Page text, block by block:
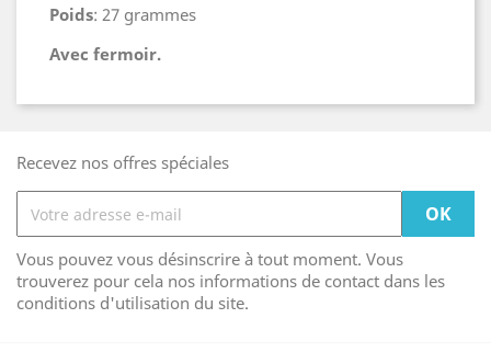
Poids: 27 grammes
Avec fermoir.
Recevez nos offres spéciales
Vous pouvez vous désinscrire à tout moment. Vous
trouverez pour cela nos informations de contact dans les
conditions d'utilisation du site.